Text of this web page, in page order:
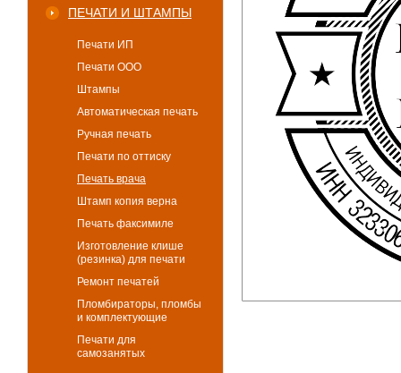
ПЕЧАТИ И ШТАМПЫ
Печати ИП
Печати ООО
Штампы
Автоматическая печать
Ручная печать
Печати по оттиску
Печать врача
Штамп копия верна
Печать факсимиле
Изготовление клише
(резинка) для печати
Ремонт печатей
Пломбираторы, пломбы
и комплектующие
Печати для
самозанятых